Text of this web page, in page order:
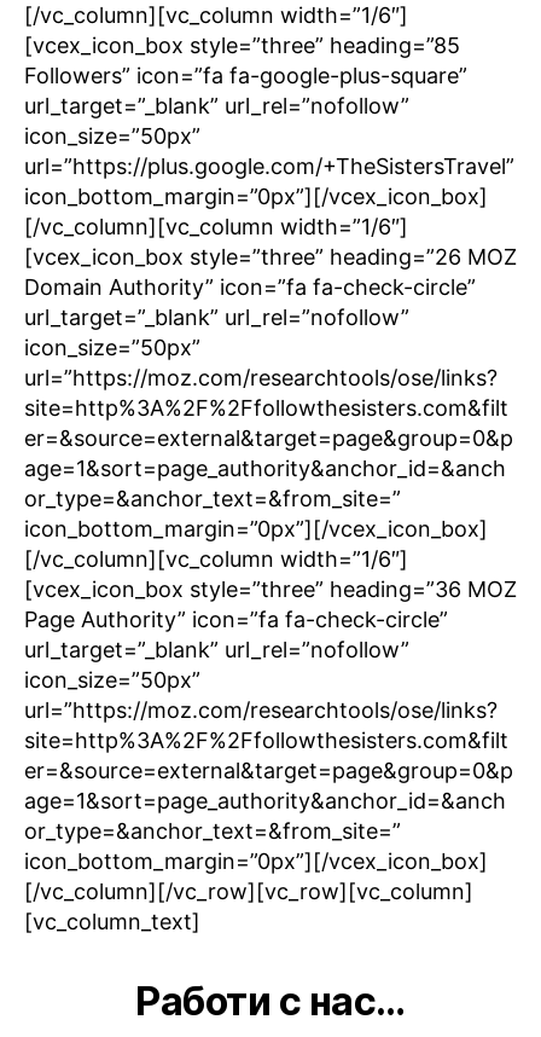
[/vc_column][vc_column width=”1/6″]
[vcex_icon_box style=”three” heading=”85
Followers” icon=”fa fa-google-plus-square”
url_target=”_blank” url_rel=”nofollow”
icon_size=”50px”
url=”https://plus.google.com/+TheSistersTravel”
icon_bottom_margin=”0px”][/vcex_icon_box]
[/vc_column][vc_column width=”1/6″]
[vcex_icon_box style=”three” heading=”26 MOZ
Domain Authority” icon=”fa fa-check-circle”
url_target=”_blank” url_rel=”nofollow”
icon_size=”50px”
url=”https://moz.com/researchtools/ose/links?
site=http%3A%2F%2Ffollowthesisters.com&filt
er=&source=external&target=page&group=0&p
age=1&sort=page_authority&anchor_id=&anch
or_type=&anchor_text=&from_site=”
icon_bottom_margin=”0px”][/vcex_icon_box]
[/vc_column][vc_column width=”1/6″]
[vcex_icon_box style=”three” heading=”36 MOZ
Page Authority” icon=”fa fa-check-circle”
url_target=”_blank” url_rel=”nofollow”
icon_size=”50px”
url=”https://moz.com/researchtools/ose/links?
site=http%3A%2F%2Ffollowthesisters.com&filt
er=&source=external&target=page&group=0&p
age=1&sort=page_authority&anchor_id=&anch
or_type=&anchor_text=&from_site=”
icon_bottom_margin=”0px”][/vcex_icon_box]
[/vc_column][/vc_row][vc_row][vc_column]
[vc_column_text]
Работи с нас…